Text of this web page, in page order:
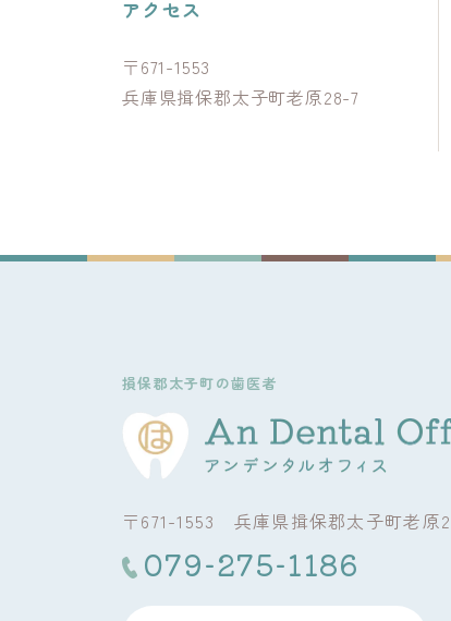
アクセス
〒671-1553
兵庫県揖保郡太子町老原28-7
損保郡太子町の歯医者
〒671-1553 兵庫県揖保郡太子町老原
079-275-1186